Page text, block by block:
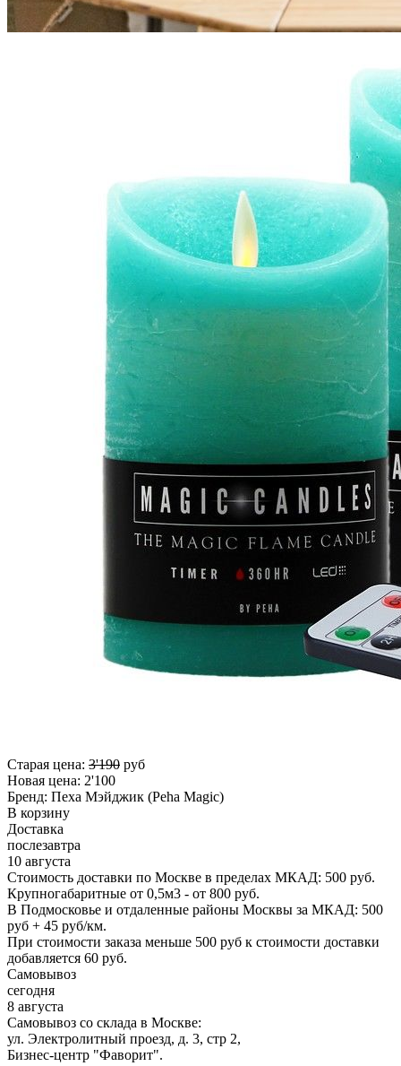
Старая цена: 3'190 руб
Новая цена: 2'100
Бренд: Пеха Мэйджик (Peha Magic)
В корзину
Доставка
послезавтра
10 августа
Стоимость доставки по Москве в пределах МКАД: 500 руб.
Крупногабаритные от 0,5м3 - от 800 руб.
В Подмосковье и отдаленные районы Москвы за МКАД: 500
руб + 45 руб/км.
При стоимости заказа меньше 500 руб к стоимости доставки
добавляется 60 руб.
Самовывоз
сегодня
8 августа
Самовывоз со склада в Москве:
ул. Электролитный проезд, д. 3, стр 2,
Бизнес-центр "Фаворит".